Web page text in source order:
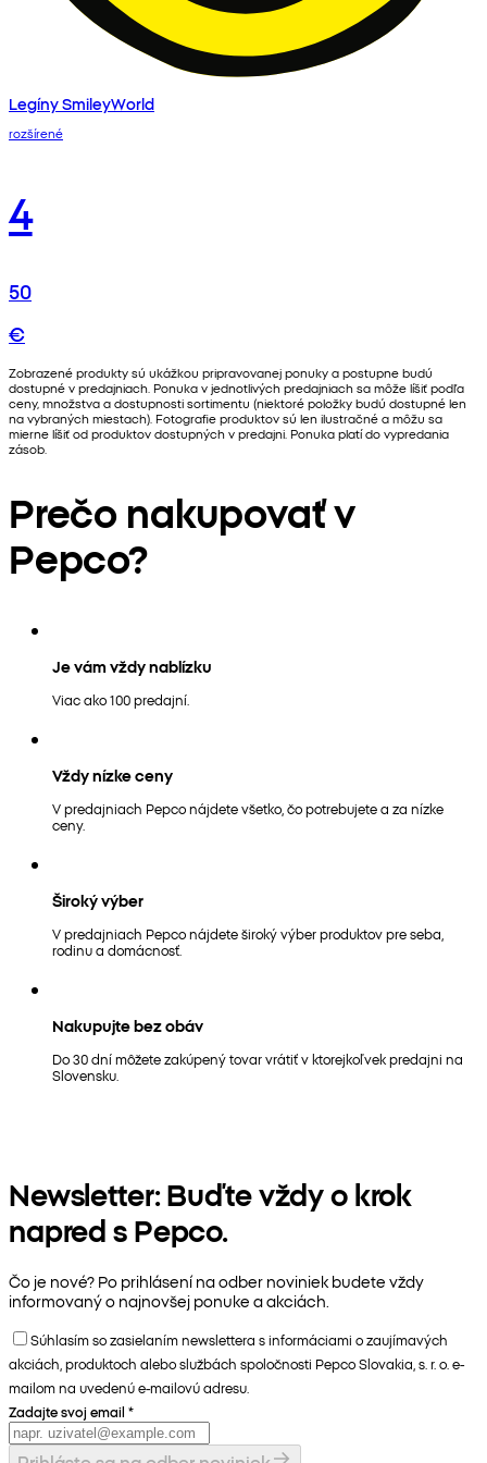
Legíny SmileyWorld
rozšírené
4
50
€
Zobrazené produkty sú ukážkou pripravovanej ponuky a postupne budú
dostupné v predajniach. Ponuka v jednotlivých predajniach sa môže líšiť podľa
ceny, množstva a dostupnosti sortimentu (niektoré položky budú dostupné len
na vybraných miestach). Fotografie produktov sú len ilustračné a môžu sa
mierne líšiť od produktov dostupných v predajni. Ponuka platí do vypredania
zásob.
Prečo nakupovať v
Pepco?
Je vám vždy nablízku
Viac ako 100 predajní.
Vždy nízke ceny
V predajniach Pepco nájdete všetko, čo potrebujete a za nízke
ceny.
Široký výber
V predajniach Pepco nájdete široký výber produktov pre seba,
rodinu a domácnosť.
Nakupujte bez obáv
Do 30 dní môžete zakúpený tovar vrátiť v ktorejkoľvek predajni na
Slovensku.
Newsletter: Buďte vždy o krok
napred s Pepco.
Čo je nové? Po prihlásení na odber noviniek budete vždy
informovaný o najnovšej ponuke a akciách.
Súhlasím so zasielaním newslettera s informáciami o zaujímavých
akciách, produktoch alebo službách spoločnosti Pepco Slovakia, s. r. o. e-
mailom na uvedenú e-mailovú adresu.
Zadajte svoj email *